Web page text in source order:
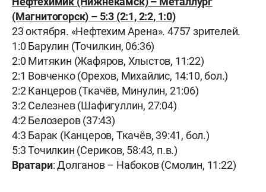
(Магнитогорск) – 5:3 (2:1, 2:2, 1:0)
23 октября. «Нефтехим Арена». 4757 зрителей.
1:0 Барулин (Точилкин, 06:36)
2:0 Митякин (Жафяров, Хлыстов, 11:22)
2:1 Вовченко (Орехов, Михайлис, 14:10, бол.)
2:2 Канцеров (Ткачёв, Минулин, 21:06)
3:2 Селезнев (Шафигуллин, 27:04)
4:2 Белозеров (37:43)
4:3 Барак (Канцеров, Ткачёв, 39:41, бол.)
5:3 Точилкин (Сериков, 58:43, п.в.)
Вратари: Долганов – Набоков (Смолин, 11:22)